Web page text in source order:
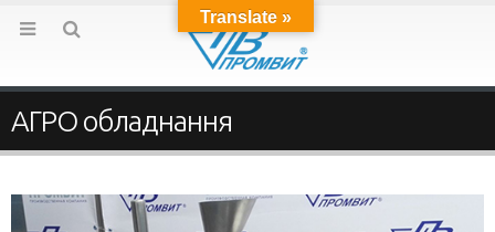
АГРО обладнання
Translate »